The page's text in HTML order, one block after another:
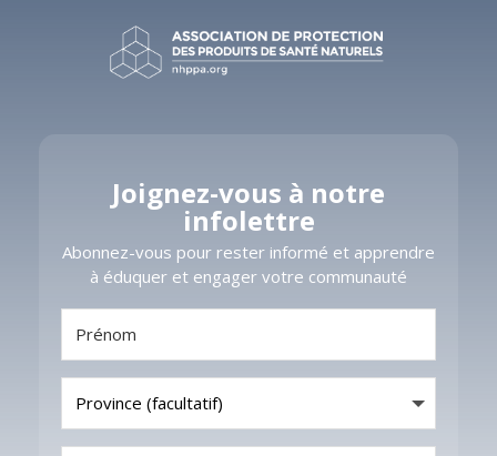
Joignez-vous à notre
infolettre
​​Abonnez-vous pour rester informé et apprendre
à éduquer et engager votre communauté